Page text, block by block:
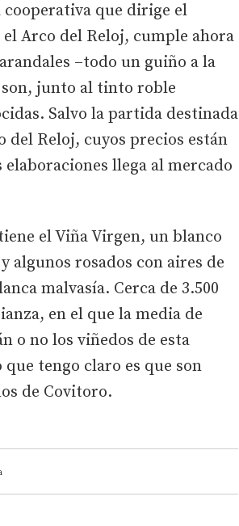
que dirige el
Arco del Reloj, cumple ahora
–todo un guiño a la
son, junto al tinto roble
Salvo la partida destinada
del Reloj, cuyos precios están
llega al mercado
el Viña Virgen, un blanco
algunos rosados con aires de
malvasía. Cerca de 3.500
en el que la media de
o no los viñedos de esta
tengo claro es que son
de Covitoro.